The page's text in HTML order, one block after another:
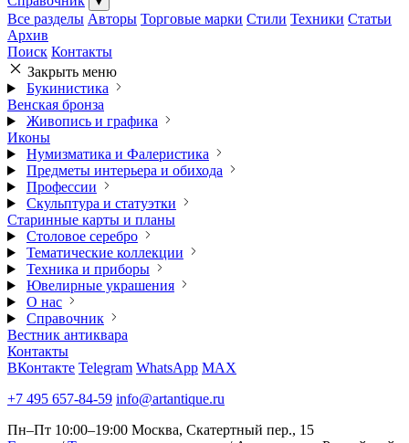
Все разделы Авторы Торговые марки Стили Техники Статьи
Архив
Поиск Контакты
Закрыть меню
Букинистика
Венская бронза
Живопись и графика
Иконы
Нумизматика и Фалеристика
Предметы интерьера и обихода
Профессии
Скульптура и статуэтки
Старинные карты и планы
Столовое серебро
Тематические коллекции
Техника и приборы
Ювелирные украшения
О нас
Справочник
Вестник антиквара
Контакты
ВКонтакте Telegram WhatsApp MAX
+7 495 657-84-59 info@artantique.ru
Пн–Пт 10:00–19:00 Москва, Скатертный пер., 15